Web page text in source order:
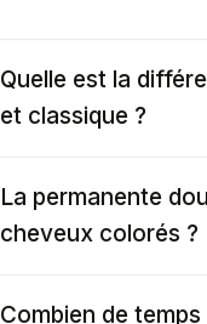
Quelle est la
et classique ?
La permanente
cheveux colorés ?
Combien de